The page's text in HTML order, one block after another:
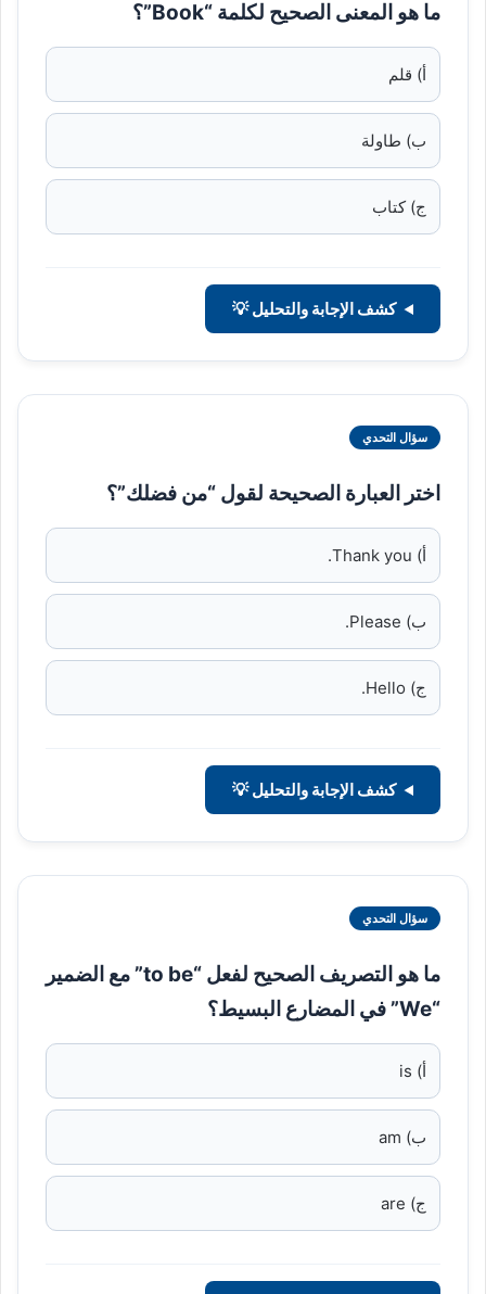
ما هو المعنى الصحيح لكلمة “Book”؟
أ) قلم
ب) طاولة
ج) كتاب
كشف الإجابة والتحليل 💡
سؤال التحدي
اختر العبارة الصحيحة لقول “من فضلك”؟
أ) Thank you.
ب) Please.
ج) Hello.
كشف الإجابة والتحليل 💡
سؤال التحدي
ما هو التصريف الصحيح لفعل “to be” مع الضمير
“We” في المضارع البسيط؟
أ) is
ب) am
ج) are